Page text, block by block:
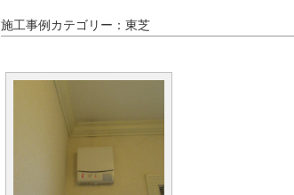
施工事例カテゴリー：東芝